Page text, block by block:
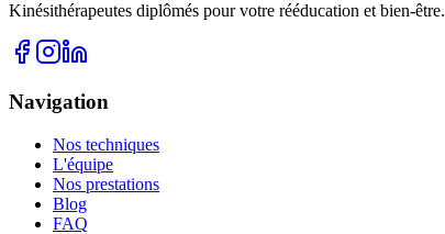
Kinésithérapeutes diplômés pour votre rééducation et bien-être.
Navigation
Nos techniques
L'équipe
Nos prestations
Blog
FAQ